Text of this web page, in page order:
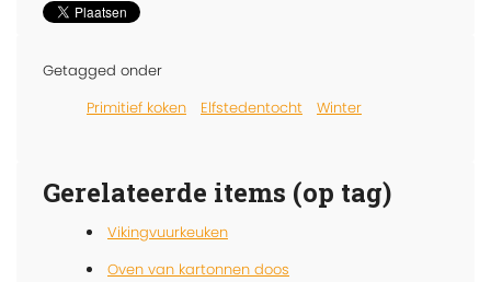
Getagged onder
Primitief koken
Elfstedentocht Winter
Gerelateerde items (op tag)
Vikingvuurkeuken
Oven van kartonnen doos